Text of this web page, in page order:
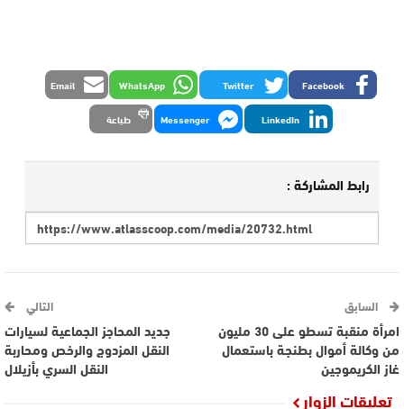
Facebook
Twitter
WhatsApp
Email
LinkedIn
Messenger طباعة
رابط المشاركة :
السابق
امرأة منقبة تسطو على 30 مليون
من وكالة أموال بطنجة باستعمال
غاز الكريموجين
التالي
جديد المحاجز الجماعية لسيارات
النقل المزدوج والرخص ومحاربة
النقل السري بأزيلال
تعليقات الزوار